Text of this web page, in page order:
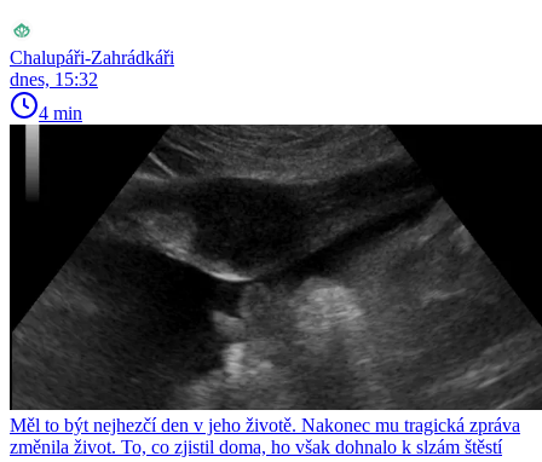
Chalupáři-Zahrádkáři
dnes, 15:32
4 min
Měl to být nejhezčí den v jeho životě. Nakonec mu tragická zpráva
změnila život. To, co zjistil doma, ho však dohnalo k slzám štěstí